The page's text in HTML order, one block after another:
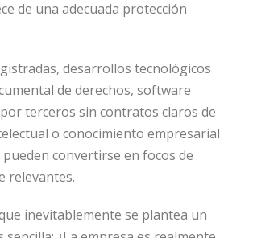
de una adecuada protección
desarrollos tecnológicos
de derechos, software
terceros sin contratos claros de
o conocimiento empresarial
convertirse en focos de
relevantes.
inevitablemente se plantea un